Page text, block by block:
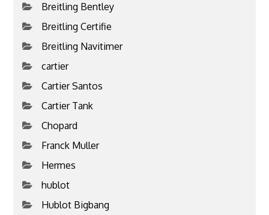
Breitling Bentley
Breitling Certifie
Breitling Navitimer
cartier
Cartier Santos
Cartier Tank
Chopard
Franck Muller
Hermes
hublot
Hublot Bigbang